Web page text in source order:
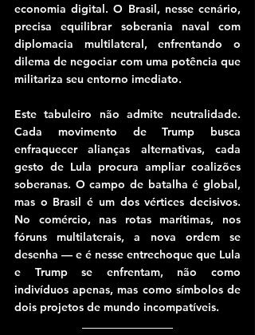
economia digital. O Brasil, nesse cenário,
precisa equilibrar soberania naval com
diplomacia multilateral, enfrentando o
dilema de negociar com uma potência que
militariza seu entorno imediato.
Este tabuleiro não admite neutralidade.
Cada movimento de Trump busca
enfraquecer alianças alternativas, cada
gesto de Lula procura ampliar coalizões
soberanas. O campo de batalha é global,
mas o Brasil é um dos vértices decisivos.
No comércio, nas rotas marítimas, nos
fóruns multilaterais, a nova ordem se
desenha — e é nesse entrechoque que Lula
e Trump se enfrentam, não como
indivíduos apenas, mas como símbolos de
dois projetos de mundo incompatíveis.